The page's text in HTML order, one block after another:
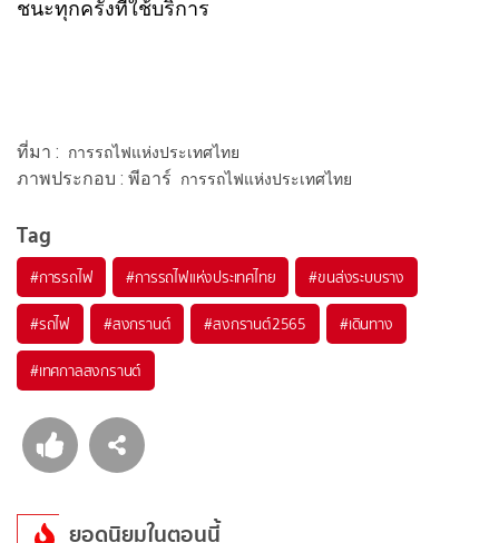
ชนะทุกครั้งที่ใช้บริการ
ที่มา : การรถไฟแห่งประเทศไทย
ภาพประกอบ : พีอาร์ การรถไฟแห่งประเทศไทย
Tag
#การรถไฟ #การรถไฟแห่งประเทศไทย #ขนส่งระบบราง
#รถไฟ #สงกรานต์ #สงกรานต์2565 #เดินทาง
#เทศกาลสงกรานต์
ยอดนิยมในตอนนี้